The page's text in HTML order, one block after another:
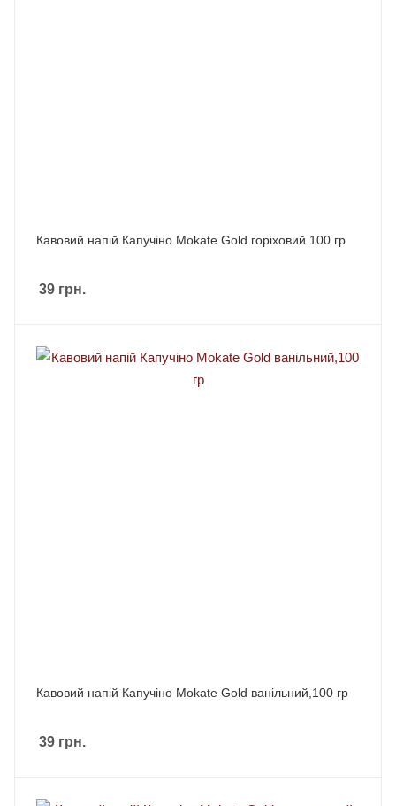
Кавовий напій Капучіно Mokate Gold горіховий 100 гр
39 грн.
Кавовий напій Капучіно Mokate Gold ванільний,100 гр
39 грн.